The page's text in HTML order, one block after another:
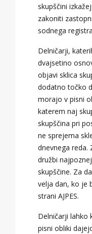
skupščini
zakoniti
sodnega
Delničarji,
dvajsetino
objavi sklica
dodatno točko
morajo v pisni
katerem naj
skupščina pri
ne sprejema
dnevnega
družbi
skupščine. Za
velja dan, ko je
strani AJPES.
Delničarji lahko
pisni obliki